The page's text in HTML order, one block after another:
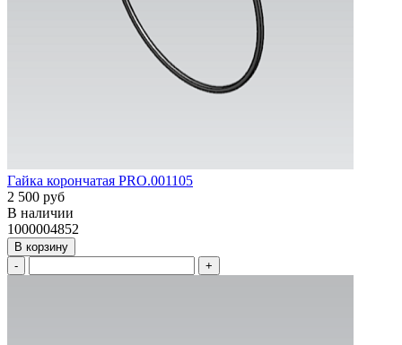
Гайка корончатая PRO.001105
2 500 руб
В наличии
1000004852
В корзину
-
+